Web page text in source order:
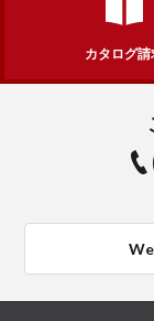
カタログ請